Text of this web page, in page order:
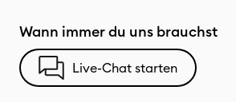
Wann immer du uns brauchst
Live-Chat starten